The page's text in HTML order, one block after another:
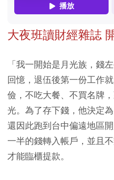
大夜班讀財經雜誌
「我一開始是月光族，錢
回憶，退伍後第一份工作
儉，不吃大餐、不買名牌
光。為了存下錢，他決定
還因此跑到台中偏遠地區
一半的錢轉入帳戶，並且
才能臨櫃提款。